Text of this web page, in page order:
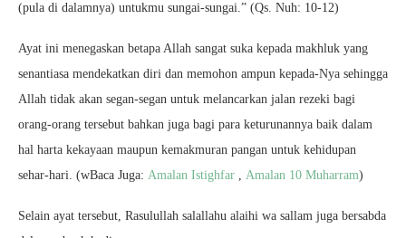
(pula di dalamnya) untukmu sungai-sungai.” (Qs. Nuh: 10-12)
Ayat ini menegaskan betapa Allah sangat suka kepada makhluk yang
senantiasa mendekatkan diri dan memohon ampun kepada-Nya sehingga
Allah tidak akan segan-segan untuk melancarkan jalan rezeki bagi
orang-orang tersebut bahkan juga bagi para keturunannya baik dalam
hal harta kekayaan maupun kemakmuran pangan untuk kehidupan
sehar-hari. (wBaca Juga: Amalan Istighfar , Amalan 10 Muharram)
Selain ayat tersebut, Rasulullah salallahu alaihi wa sallam juga bersabda